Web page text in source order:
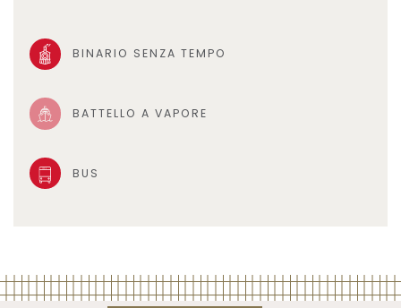
BINARIO SENZA TEMPO
BATTELLO A VAPORE
BUS